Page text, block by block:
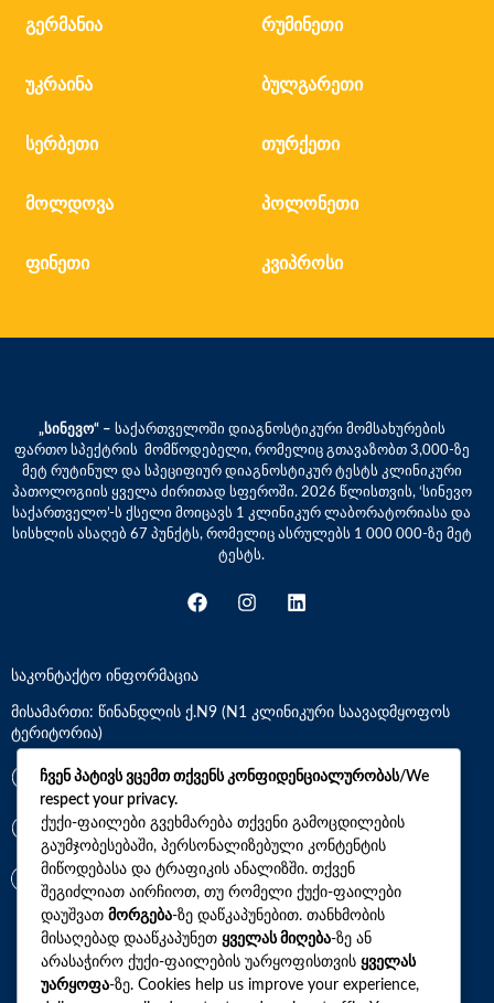
გერმანია რუმინეთი
უკრაინა ბულგარეთი
სერბეთი თურქეთი
მოლდოვა პოლონეთი
ფინეთი კვიპროსი
„სინევო“ – საქართველოში დიაგნოსტიკური მომსახურების
ფართო სპექტრის მომწოდებელი, რომელიც გთავაზობთ 3,000-ზე
მეტ რუტინულ და სპეციფიურ დიაგნოსტიკურ ტესტს კლინიკური
პათოლოგიის ყველა ძირითად სფეროში. 2026 წლისთვის, ‘სინევო
საქართველო’-ს ქსელი მოიცავს 1 კლინიკურ ლაბორატორიასა და
სისხლის ასაღებ 67 პუნქტს, რომელიც ასრულებს 1 000 000-ზე მეტ
ტესტს.
საკონტაქტო ინფორმაცია
მისამართი: წინანდლის ქ.N9 (N1 კლინიკური საავადმყოფოს
ტერიტორია)
*7770
+(995)32 2 800 111
info@synevo.ge
2021 – 2026 © სინევო. ყველა უფლება დაცულია
ჩვენ პატივს ვცემთ თქვენს კონფიდენციალურობას/We
respect your privacy.
ქუქი-ფაილები გვეხმარება თქვენი გამოცდილების
გაუმჯობესებაში, პერსონალიზებული კონტენტის
მიწოდებასა და ტრაფიკის ანალიზში. თქვენ
შეგიძლიათ აირჩიოთ, თუ რომელი ქუქი-ფაილები
დაუშვათ მორგება-ზე დაწკაპუნებით. თანხმობის
მისაღებად დააწკაპუნეთ ყველას მიღება-ზე ან
არასაჭირო ქუქი-ფაილების უარყოფისთვის ყველას
უარყოფა-ზე. Cookies help us improve your experience,